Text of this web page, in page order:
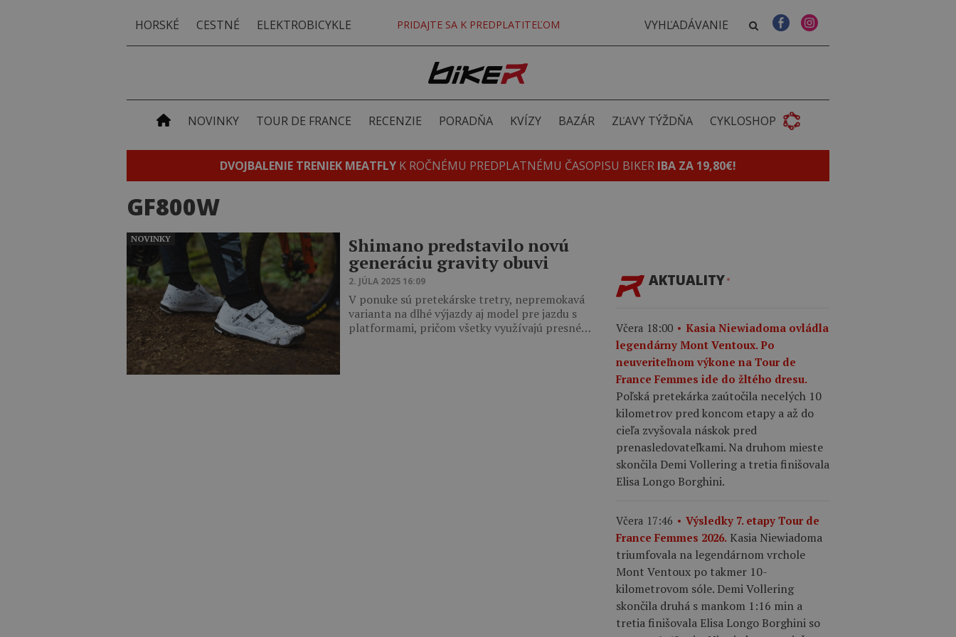
HORSKÉ CESTNÉ ELEKTROBICYKLE PRIDAJTE SA K PREDPLATITEĽOM
NOVINKY TOUR DE FRANCE RECENZIE PORADŇA KVÍZY BAZÁR ZĽAVY TÝŽDŇA CYKLOSHOP
DVOJBALENIE TRENIEK MEATFLY K ROČNÉMU PREDPLATNÉMU ČASOPISU BIKER IBA ZA 19,80€!
GF800W
Shimano predstavilo novú
generáciu gravity obuvi
2. JÚLA 2025 16:09
V ponuke sú pretekárske tretry, nepremokavá
varianta na dlhé výjazdy aj model pre jazdu s
platformami, pričom všetky využívajú presné…
NOVINKY
AKTUALITY
Včera 18:00
Kasia Niewiadoma ovládla
legendárny Mont Ventoux. Po
neuveriteľnom výkone na Tour de
France Femmes ide do žltého dresu.
Poľská pretekárka zaútočila necelých 10
kilometrov pred koncom etapy a až do
cieľa zvyšovala náskok pred
prenasledovateľkami. Na druhom mieste
skončila Demi Vollering a tretia finišovala
Elisa Longo Borghini.
Včera 17:46
Výsledky 7. etapy Tour de
France Femmes 2026. Kasia Niewiadoma
triumfovala na legendárnom vrchole
Mont Ventoux po takmer 10-
kilometrovom sóle. Demi Vollering
skončila druhá s mankom 1:16 min a
tretia finišovala Elisa Longo Borghini so